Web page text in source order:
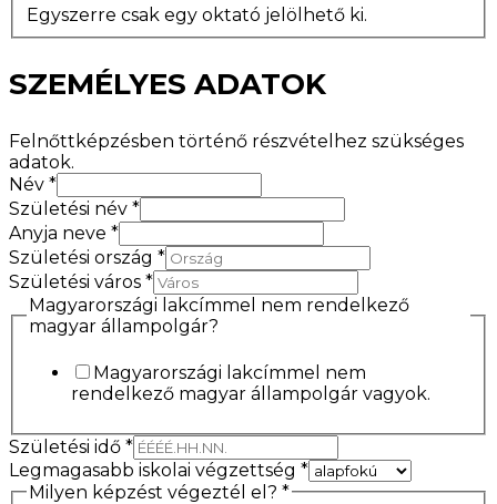
Egyszerre csak egy oktató jelölhető ki.
SZEMÉLYES ADATOK
Felnőttképzésben történő részvételhez szükséges
adatok.
Név *
Születési név *
Anyja neve *
Születési ország *
Születési város *
Magyarországi lakcímmel nem rendelkező
magyar állampolgár?
Magyarországi lakcímmel nem
rendelkező magyar állampolgár vagyok.
Születési idő *
Legmagasabb iskolai végzettség *
Milyen képzést végeztél el? *